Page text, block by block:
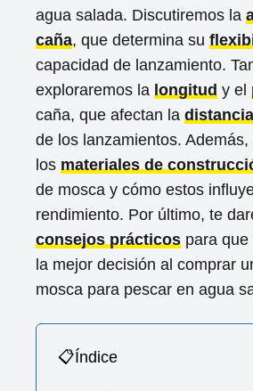
agua salada. Discutiremos la
caña, que determina su
capacidad de lanzamiento.
exploraremos la longitud y el
caña, que afectan la distancia
de los lanzamientos.
los materiales de
de mosca y cómo estos
rendimiento. Por último, te
consejos prácticos para
la mejor decisión al comprar
mosca para pescar en agua
📋Índice